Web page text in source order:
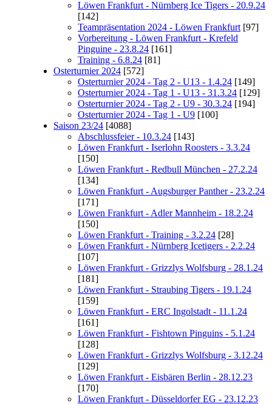
Löwen Frankfurt - Nürnberg Ice Tigers - 20.9.24
[142]
Teampräsentation 2024 - Löwen Frankfurt [97]
Vorbereitung - Löwen Frankfurt - Krefeld
Pinguine - 23.8.24 [161]
Training - 6.8.24 [81]
Osterturnier 2024 [572]
Osterturnier 2024 - Tag 2 - U13 - 1.4.24 [149]
Osterturnier 2024 - Tag 1 - U13 - 31.3.24 [129]
Osterturnier 2024 - Tag 2 - U9 - 30.3.24 [194]
Osterturnier 2024 - Tag 1 - U9 [100]
Saison 23/24 [4088]
Abschlussfeier - 10.3.24 [143]
Löwen Frankfurt - Iserlohn Roosters - 3.3.24
[150]
Löwen Frankfurt - Redbull München - 27.2.24
[134]
Löwen Frankfurt - Augsburger Panther - 23.2.24
[171]
Löwen Frankfurt - Adler Mannheim - 18.2.24
[150]
Löwen Frankfurt - Training - 3.2.24 [28]
Löwen Frankfurt - Nürnberg Icetigers - 2.2.24
[107]
Löwen Frankfurt - Grizzlys Wolfsburg - 28.1.24
[181]
Löwen Frankfurt - Straubing Tigers - 19.1.24
[159]
Löwen Frankfurt - ERC Ingolstadt - 11.1.24
[161]
Löwen Frankfurt - Fishtown Pinguins - 5.1.24
[128]
Löwen Frankfurt - Grizzlys Wolfsburg - 3.12.24
[129]
Löwen Frankfurt - Eisbären Berlin - 28.12.23
[170]
Löwen Frankfurt - Düsseldorfer EG - 23.12.23